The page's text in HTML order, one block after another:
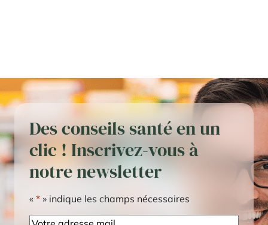
Des conseils santé en un
clic ! Inscrivez-vous à
notre newsletter
« * » indique les champs nécessaires
E-